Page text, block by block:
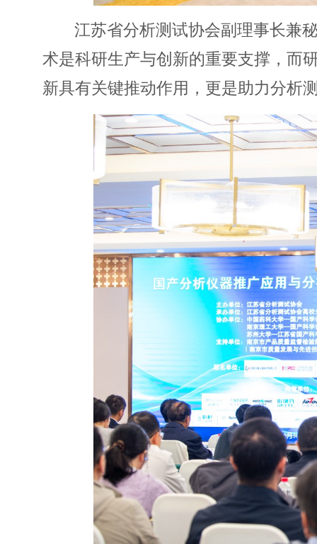
江苏省分析测试协会副理事长兼
术是科研生产与创新的重要支撑，而
新具有关键推动作用，更是助力分析